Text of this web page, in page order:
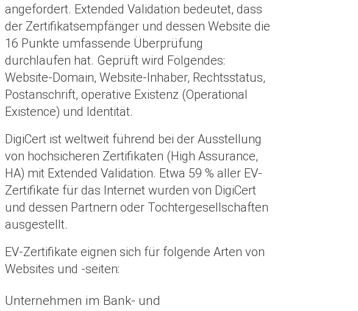
angefordert. Extended Validation bedeutet, dass
der Zertifikatsempfänger und dessen Website die
16 Punkte umfassende Überprüfung
durchlaufen hat. Geprüft wird Folgendes:
Website-Domain, Website-Inhaber, Rechtsstatus,
Postanschrift, operative Existenz (Operational
Existence) und Identität.
DigiCert ist weltweit führend bei der Ausstellung
von hochsicheren Zertifikaten (High Assurance,
HA) mit Extended Validation. Etwa 59 % aller EV-
Zertifikate für das Internet wurden von DigiCert
und dessen Partnern oder Tochtergesellschaften
ausgestellt.
EV-Zertifikate eignen sich für folgende Arten von
Websites und -seiten:
Unternehmen im Bank- und